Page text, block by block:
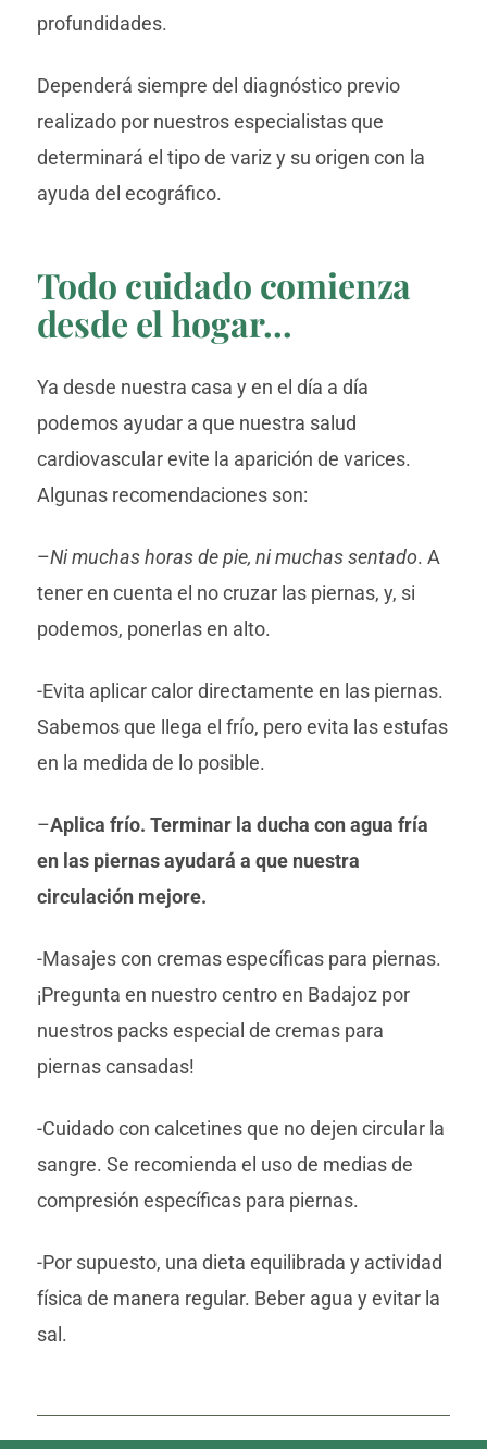
profundidades.
Dependerá siempre del diagnóstico previo
realizado por nuestros especialistas que
determinará el tipo de variz y su origen con la
ayuda del ecográfico.
Todo cuidado comienza
desde el hogar…
Ya desde nuestra casa y en el día a día
podemos ayudar a que nuestra salud
cardiovascular evite la aparición de varices.
Algunas recomendaciones son:
–Ni muchas horas de pie, ni muchas sentado. A
tener en cuenta el no cruzar las piernas, y, si
podemos, ponerlas en alto.
-Evita aplicar calor directamente en las piernas.
Sabemos que llega el frío, pero evita las estufas
en la medida de lo posible.
–Aplica frío. Terminar la ducha con agua fría
en las piernas ayudará a que nuestra
circulación mejore.
-Masajes con cremas específicas para piernas.
¡Pregunta en nuestro centro en Badajoz por
nuestros packs especial de cremas para
piernas cansadas!
-Cuidado con calcetines que no dejen circular la
sangre. Se recomienda el uso de medias de
compresión específicas para piernas.
-Por supuesto, una dieta equilibrada y actividad
física de manera regular. Beber agua y evitar la
sal.